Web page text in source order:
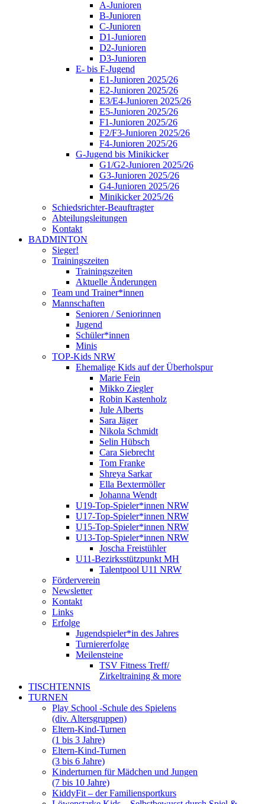
A-Junioren
B-Junioren
C-Junioren
D1-Junioren
D2-Junioren
D3-Junioren
E- bis F-Jugend
E1-Junioren 2025/26
E2-Junioren 2025/26
E3/E4-Junioren 2025/26
E5-Junioren 2025/26
F1-Junioren 2025/26
F2/F3-Junioren 2025/26
F4-Junioren 2025/26
G-Jugend bis Minikicker
G1/G2-Junioren 2025/26
G3-Junioren 2025/26
G4-Junioren 2025/26
Minikicker 2025/26
Schiedsrichter-Beauftragter
Abteilungsleitungen
Kontakt
BADMINTON
Sieger!
Trainingszeiten
Trainingszeiten
Aktuelle Änderungen
Team und Trainer*innen
Mannschaften
Senioren / Seniorinnen
Jugend
Schüler*innen
Minis
TOP-Kids NRW
Ehemalige Kids auf der Überholspur
Marie Fein
Mikko Ziegler
Robin Kastenholz
Jule Alberts
Sara Jäger
Nikola Schmidt
Selin Hübsch
Cara Siebrecht
Tom Franke
Shreya Sarkar
Ella Bextermöller
Johanna Wendt
U19-Top-Spieler*innen NRW
U17-Top-Spieler*innen NRW
U15-Top-Spieler*innen NRW
U13-Top-Spieler*innen NRW
Joscha Freistühler
U11-Bezirksstützpunkt MH
Talentpool U11 NRW
Förderverein
Newsletter
Kontakt
Links
Erfolge
Jugendspieler*in des Jahres
Turniererfolge
Meilensteine
TSV Fitness Treff/
Zirkeltraining & more
TISCHTENNIS
TURNEN
Play School -Schule des Spielens
(div. Altersgruppen)
Eltern-Kind-Turnen
(1 bis 3 Jahre)
Eltern-Kind-Turnen
(3 bis 6 Jahre)
Kinderturnen für Mädchen und Jungen
(7 bis 10 Jahre)
KiddyFit – der Familiensportkurs